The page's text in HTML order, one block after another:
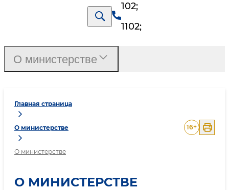
102;
1102;
Главная страница
О министерстве
О министерстве
16+
О МИНИСТЕРСТВЕ
О министерстве